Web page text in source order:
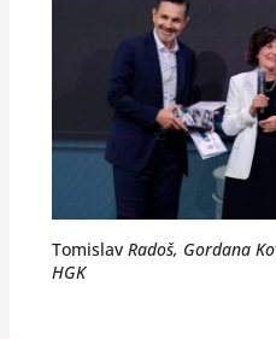
TomislavRadoš, Gordana
HGK